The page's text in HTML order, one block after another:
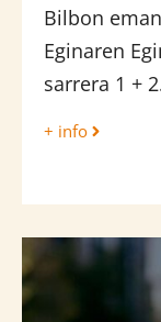
Bilbon
Eginaren
sarrera 1 +
+ info